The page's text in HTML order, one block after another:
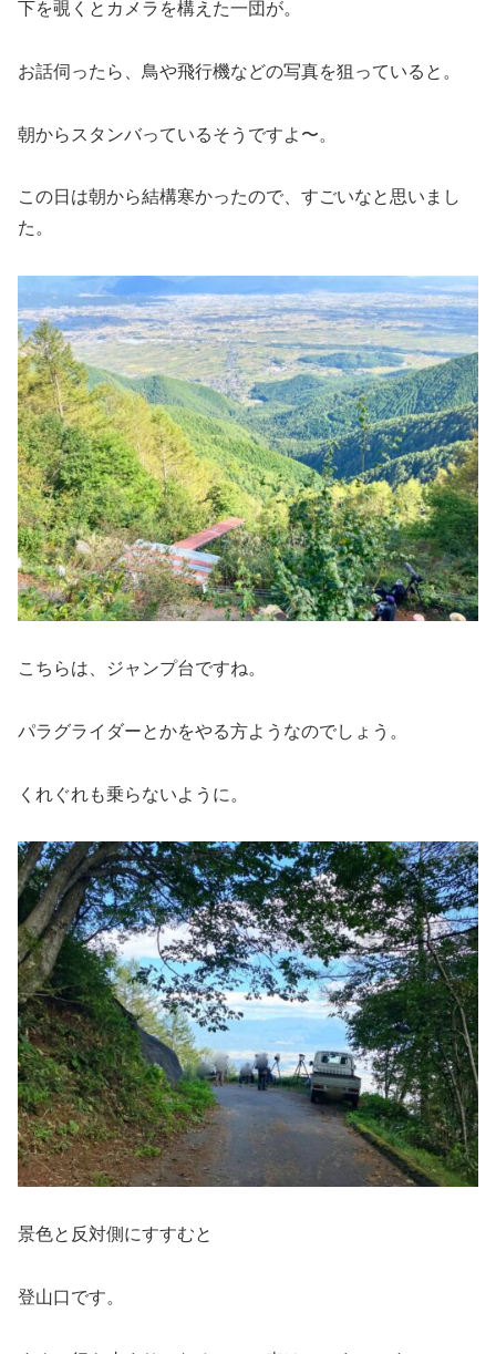
下を覗くとカメラを構えた一団が。
お話伺ったら、鳥や飛行機などの写真を狙っていると。
朝からスタンバっているそうですよ〜。
この日は朝から結構寒かったので、すごいなと思いまし
た。
こちらは、ジャンプ台ですね。
パラグライダーとかをやる方ようなのでしょう。
くれぐれも乗らないように。
景色と反対側にすすむと
登山口です。